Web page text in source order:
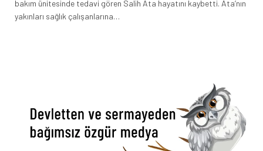
bakım ünitesinde tedavi gören Salih Ata hayatını kaybetti. Ata’nın
yakınları sağlık çalışanlarına…